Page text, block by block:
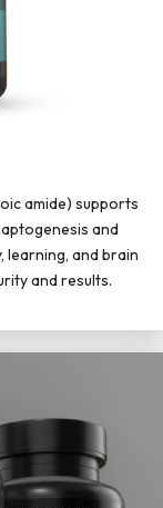
amide) supports
and
and brain
and results.